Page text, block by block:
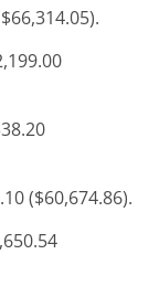
($60,674.86).